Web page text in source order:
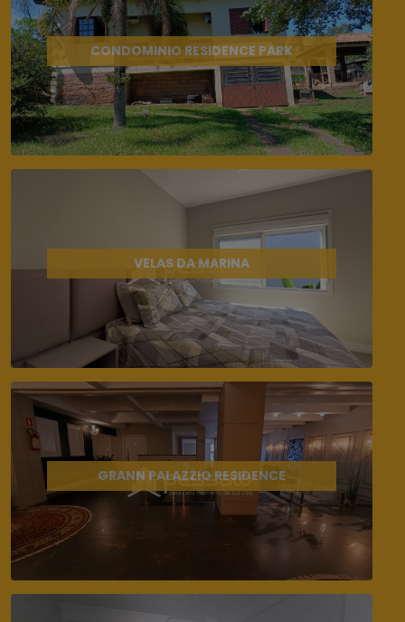
CONDOMINIO RESIDENCE PARK
VELAS DA MARINA
GRANN PALAZZIO RESIDENCE